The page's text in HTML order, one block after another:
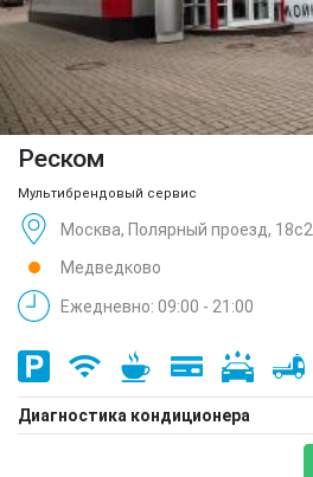
Реском
Мультибрендовый сервис
Москва, Полярный проезд, 18с2
Медведково
Ежедневно: 09:00 - 21:00
Диагностика кондиционера